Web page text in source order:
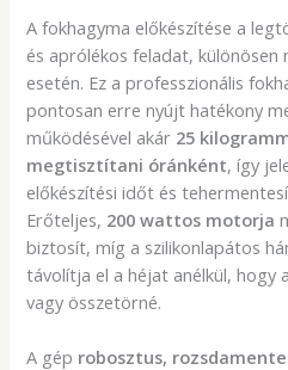
A fokhagyma előkészítése a
és aprólékos feladat, különösen
esetén. Ez a professzionális
pontosan erre nyújt hatékony
működésével akár 25
megtisztítani óránként, így
előkészítési időt és
Erőteljes, 200 wattos motorja
biztosít, míg a szilikonlapátos
távolítja el a héjat anélkül, hogy
vagy összetörné.
A gép robosztus,